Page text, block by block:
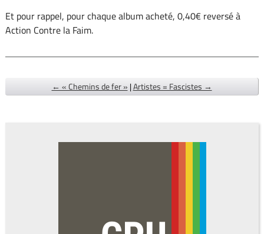
Et pour rappel, pour chaque album acheté, 0,40€ reversé à
Action Contre la Faim.
← « Chemins de fer » |Artistes = Fascistes →